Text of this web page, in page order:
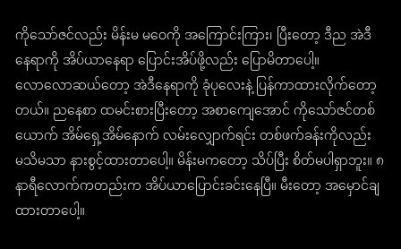
ကိုသော်ဇင်လည်း မိန်းမ မဝေကို အကြောင်းကြား၊ ပြီးတော့ ဒီည အဲဒီ
နေရာကို အိပ်ယာနေရာ ပြောင်းအိပ်ဖို့လည်း ပြောမိတာပေါ့။
လောလောဆယ်တော့ အဲဒီနေရာကို ခုံပုလေးနဲ့ ပြန်ကာထားလိုက်တော့
တယ်။ ညနေစာ ထမင်းစားပြီးတော့ အစာကျေအောင် ကိုသော်ဇင်တစ်
ယောက် အိမ်ရှေ့အိမ်နောက် လမ်းလျှောက်ရင်း တစ်ဖက်ခန်းကိုလည်း
မသိမသာ နားစွင့်ထားတာပေါ့။ မိန်းမကတော့ သိပ်ပြီး စိတ်မပါရှာဘူး။ ၈
နာရီလောက်ကတည်းက အိပ်ယာပြောင်းခင်းနေပြီ။ မီးတော့ အမှောင်ချ
ထားတာပေါ့။